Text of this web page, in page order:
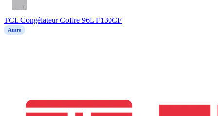
TCL Congélateur Coffre 96L F130CF
Autre